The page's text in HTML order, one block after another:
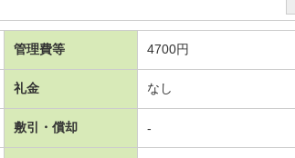
管理費等 4700円
礼金 なし
敷引・償却 -